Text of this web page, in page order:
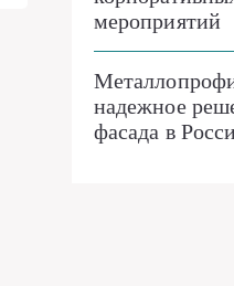
мероприятий
надежное
фасада в